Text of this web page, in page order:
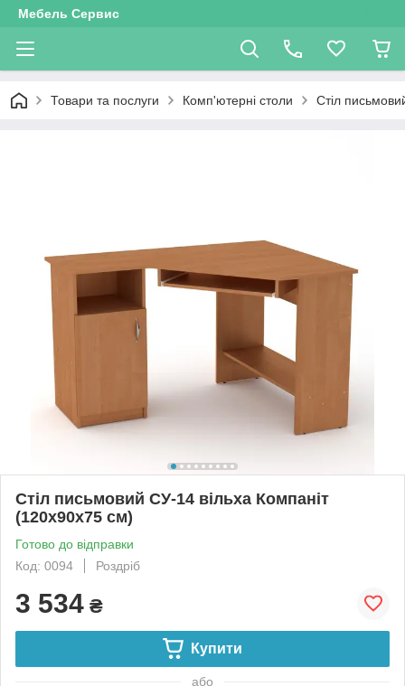
Мебель Сервис
Товари та послуги Комп'ютерні столи Стіл
Стіл письмовий СУ-14 вільха Компаніт
(120х90х75 см)
Готово до відправки
Код: 0094
Роздріб
3 534 ₴
Купити
або